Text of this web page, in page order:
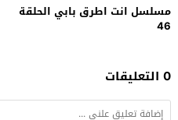
مسلسل انت اطرق بابي الحلقة
46
0 التعليقات